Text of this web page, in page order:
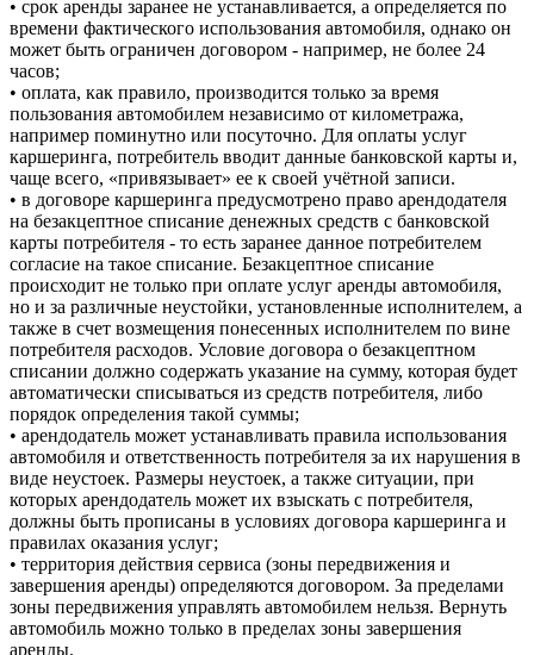
• срок аренды заранее не устанавливается, а определяется по
времени фактического использования автомобиля, однако он
может быть ограничен договором - например, не более 24
часов;
• оплата, как правило, производится только за время
пользования автомобилем независимо от километража,
например поминутно или посуточно. Для оплаты услуг
каршеринга, потребитель вводит данные банковской карты и,
чаще всего, «привязывает» ее к своей учётной записи.
• в договоре каршеринга предусмотрено право арендодателя
на безакцептное списание денежных средств с банковской
карты потребителя - то есть заранее данное потребителем
согласие на такое списание. Безакцептное списание
происходит не только при оплате услуг аренды автомобиля,
но и за различные неустойки, установленные исполнителем, а
также в счет возмещения понесенных исполнителем по вине
потребителя расходов. Условие договора о безакцептном
списании должно содержать указание на сумму, которая будет
автоматически списываться из средств потребителя, либо
порядок определения такой суммы;
• арендодатель может устанавливать правила использования
автомобиля и ответственность потребителя за их нарушения в
виде неустоек. Размеры неустоек, а также ситуации, при
которых арендодатель может их взыскать с потребителя,
должны быть прописаны в условиях договора каршеринга и
правилах оказания услуг;
• территория действия сервиса (зоны передвижения и
завершения аренды) определяются договором. За пределами
зоны передвижения управлять автомобилем нельзя. Вернуть
автомобиль можно только в пределах зоны завершения
аренды.